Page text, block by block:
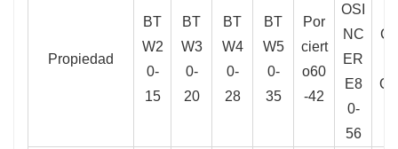
Propiedad
BT
W2
0-
15
BT
W3
0-
20
BT
W4
0-
28
BT
W5
0-
35
Por
ciert
o60
-42
OSI
NC
ER
E8
0-
56
O